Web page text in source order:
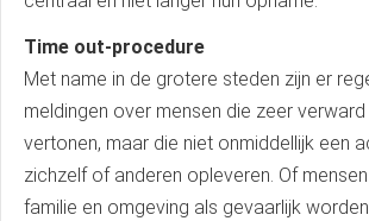
Time out-procedure
Met name in de grotere steden zijn er
meldingen over mensen die zeer
vertonen, maar die niet onmiddellijk een
zichzelf of anderen opleveren. Of
familie en omgeving als gevaarlijk